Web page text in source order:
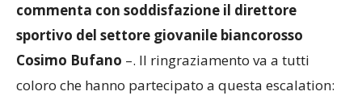
competizioni per quella che è la nostra categoria –
commenta con soddisfazione il direttore
sportivo del settore giovanile biancorosso
Cosimo Bufano–. Il ringraziamento va a tutti